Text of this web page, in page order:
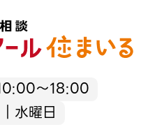
～18:00
水曜日